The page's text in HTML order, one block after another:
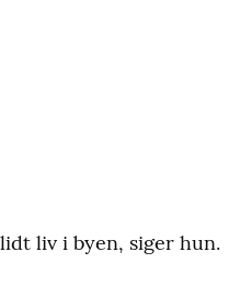
liv i byen, siger hun.